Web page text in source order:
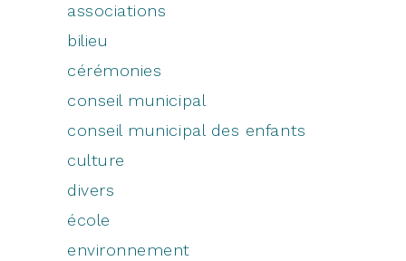
associations
bilieu
cérémonies
conseil municipal
conseil municipal des enfants
culture
divers
école
environnement